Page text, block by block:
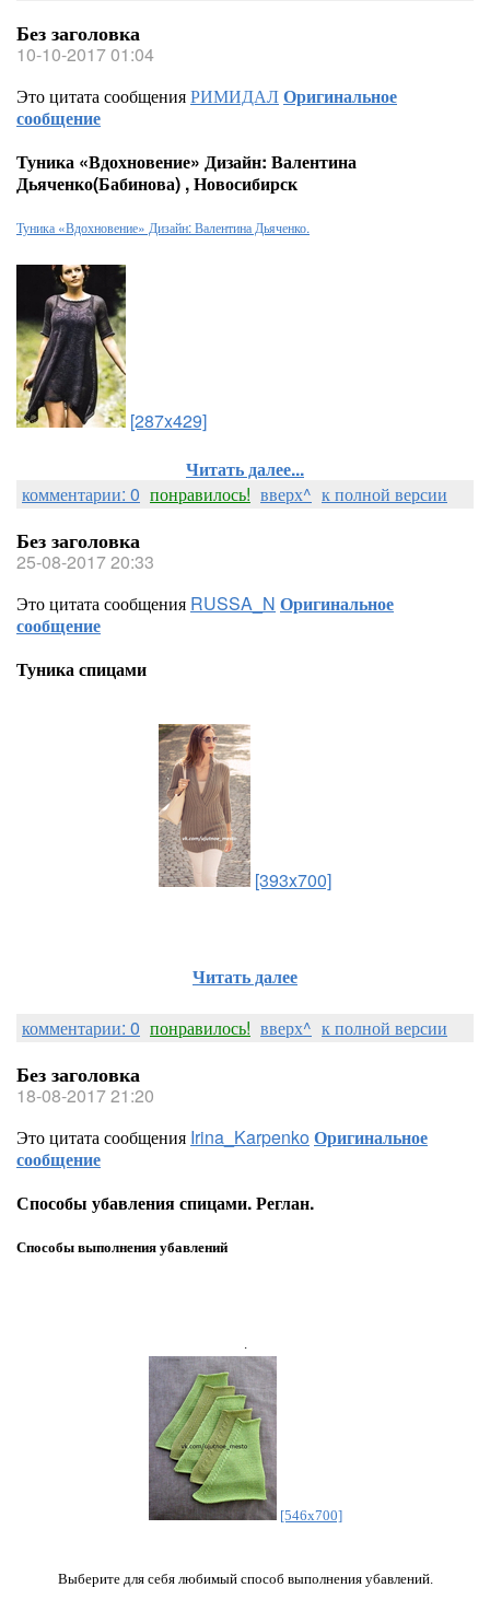
Без заголовка
10-10-2017 01:04
Это цитата сообщенияРИМИДАЛОригинальное
сообщение
Туника «Вдохновение» Дизайн: Валентина
Дьяченко(Бабинова) , Новосибирск
Туника «Вдохновение» Дизайн: Валентина Дьяченко.
[287x429]
Читать далее...
комментарии: 0 понравилось! вверх^ к полной версии
Без заголовка
25-08-2017 20:33
Это цитата сообщения RUSSA_N Оригинальное
сообщение
Туника спицами
[393x700]
Читать далее
комментарии: 0 понравилось! вверх^ к полной версии
Без заголовка
18-08-2017 21:20
Это цитата сообщения Irina_KarpenkoОригинальное
сообщение
Способы убавления спицами. Реглан.
Способы выполнения убавлений
.
[546x700]
Выберите для себя любимый способ выполнения убавлений.